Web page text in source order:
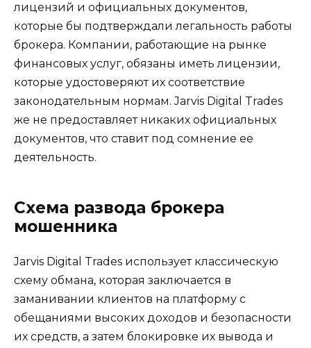
лицензий и официальных документов,
которые бы подтверждали легальность работы
брокера. Компании, работающие на рынке
финансовых услуг, обязаны иметь лицензии,
которые удостоверяют их соответствие
законодательным нормам. Jarvis Digital Trades
же не предоставляет никаких официальных
документов, что ставит под сомнение ее
деятельность.
Схема развода брокера
мошенника
Jarvis Digital Trades использует классическую
схему обмана, которая заключается в
заманивании клиентов на платформу с
обещаниями высоких доходов и безопасности
их средств, а затем блокировке их вывода и